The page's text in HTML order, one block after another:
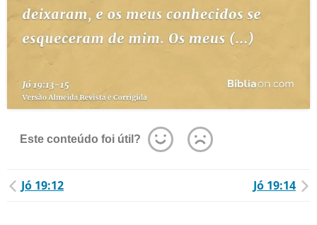
Este conteúdo foi útil?
Jó 19:12 Jó 19:14